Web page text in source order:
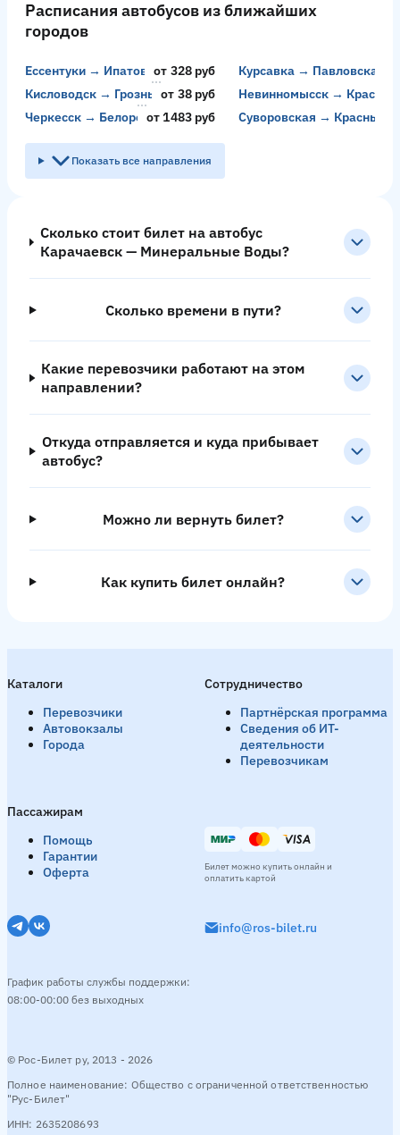
Расписания автобусов из ближайших
городов
Ессентуки → Ипатовоот 328 руб
Курсавка → Павловская
Кисловодск → Грозныйот 38 руб
Невинномысск → Красный
Черкесск → Белореченскот 1483 руб Суворовская → Красный
Показать все направления
Сколько стоит билет на автобус
Карачаевск — Минеральные Воды?
Сколько времени в пути?
Какие перевозчики работают на этом
направлении?
Откуда отправляется и куда прибывает
автобус?
Можно ли вернуть билет?
Как купить билет онлайн?
Каталоги
Перевозчики
Автовокзалы
Города
Пассажирам
Помощь
Гарантии
Оферта
Сотрудничество
Партнёрская программа
Сведения об ИТ-
деятельности
Перевозчикам
© Рос-Билет ру, 2013 - 2026
Полное наименование: Общество с ограниченной ответственностью
"Рус-Билет"
ИНН: 2635208693
info@ros-bilet.ru
График работы службы поддержки:
08:00-00:00 без выходных
Билет можно купить онлайн и
оплатить картой